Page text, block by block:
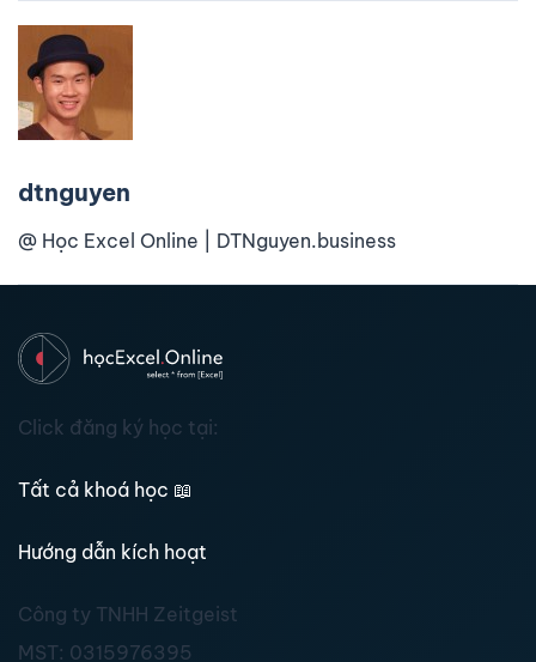
dtnguyen
@ Học Excel Online | DTNguyen.business
Click đăng ký học tại:
Tất cả khoá học 📖
Hướng dẫn kích hoạt
Công ty TNHH Zeitgeist
MST: 0315976395